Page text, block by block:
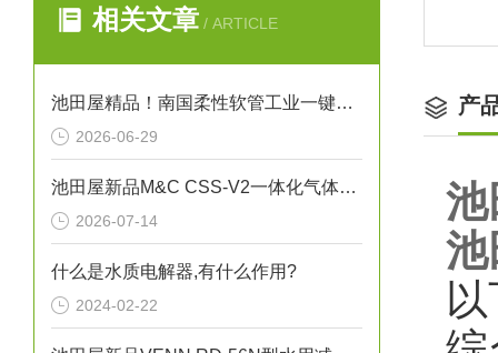
相关文章 / ARTICLE
池田屋精品！南国柔性软管工业一键式接头型软管 NK-3600 参数介绍
2026-06-29
池田屋新品M&C CSS-V2一体化气体预处理系统
2026-07-14
什么是水质电解器,有什么作用?
2024-02-22
产
池
池